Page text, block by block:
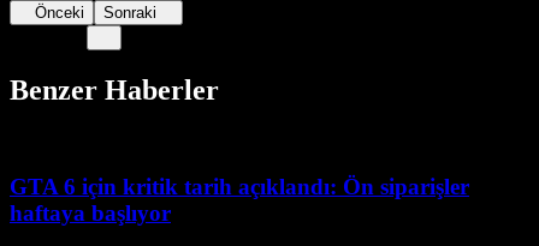
Önceki Sonraki
Benzer Haberler
GTA 6 için kritik tarih açıklandı: Ön siparişler
haftaya başlıyor